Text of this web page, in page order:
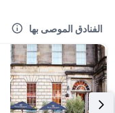
الفنادق الموصى بها